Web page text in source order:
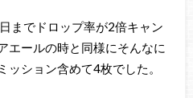
までドロップ率が2倍キャン
エールの時と同様にそんなに
ッション含めて4枚でした。